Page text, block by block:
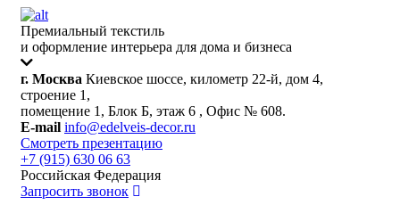
Премиальный текстиль
и оформление интерьера для дома и бизнеса
г. Москва Киевское шоссе, километр 22-й, дом 4,
строение 1,
помещение 1, Блок Б, этаж 6 , Офис № 608.
E-mail info@edelveis-decor.ru
Смотреть презентацию
+7 (915) 630 06 63
Российская Федерация
Запросить звонок